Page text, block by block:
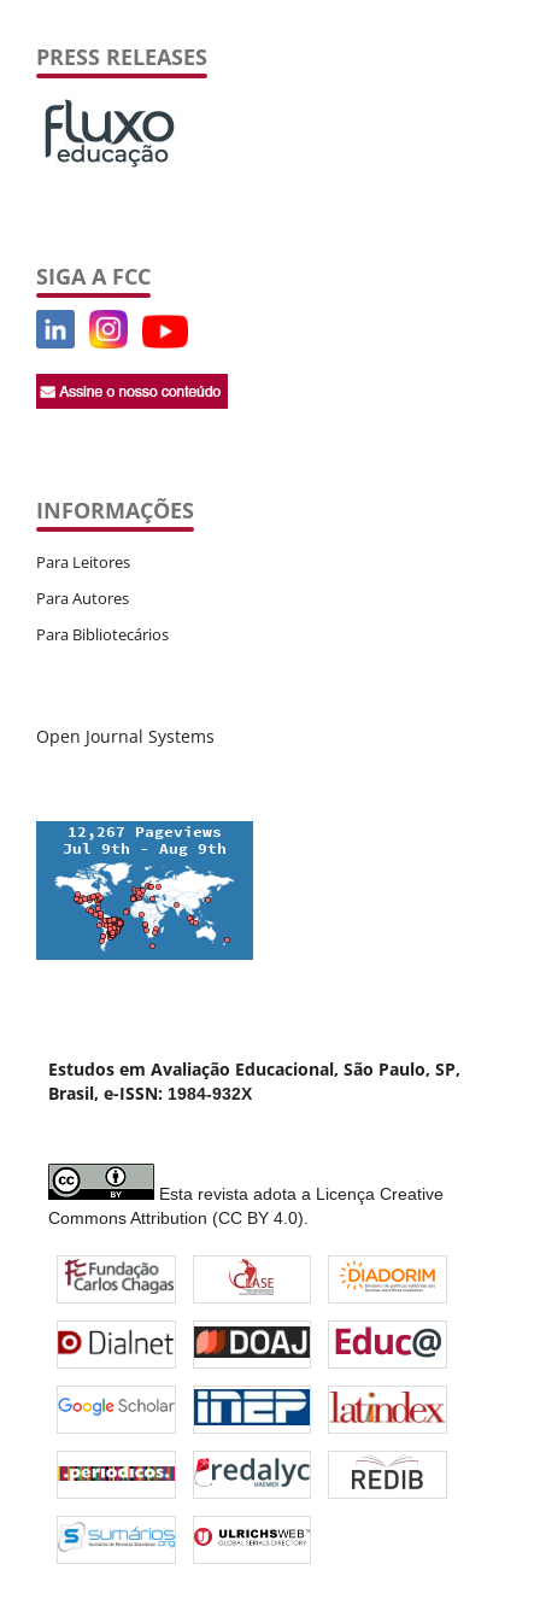
PRESS RELEASES
SIGA A FCC
INFORMAÇÕES
Para Leitores
Para Autores
Para Bibliotecários
Open Journal Systems
Estudos em Avaliação Educacional, São Paulo, SP,
Brasil, e-ISSN: 1984-932X
Esta revista adota a Licença Creative
Commons Attribution (CC BY 4.0).